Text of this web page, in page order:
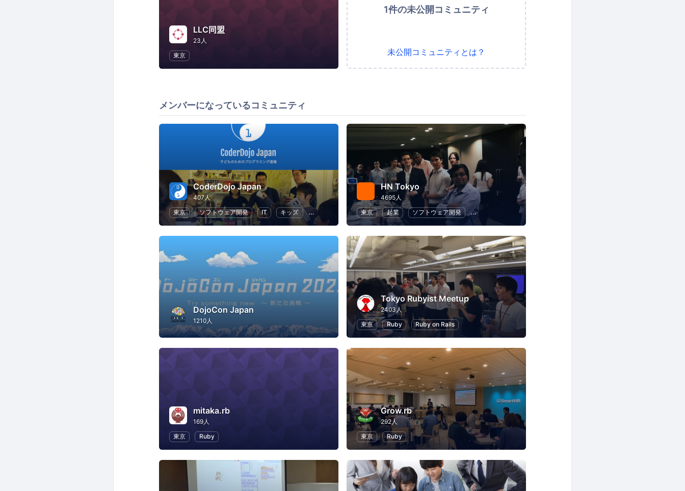
LLC同盟
23人
東京
1件の未公開コミュニティ
未公開コミュニティとは？
メンバーになっているコミュニティ
CoderDojo Japan
407人
東京
ソフトウェア開発 IT キッズ 子供向けプログラミング プログラミング
HN Tokyo
4695人
東京
起業 ソフトウェア開発 スタートアップ
DojoCon Japan
1210人
Tokyo Rubyist Meetup
2403人
東京
Ruby Ruby on Rails
mitaka.rb
169人
東京
Ruby
Grow.rb
292人
東京
Ruby